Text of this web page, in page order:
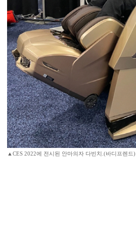
▲CES 2022에 전시된 안마의자 다빈치.(바디프렌드)